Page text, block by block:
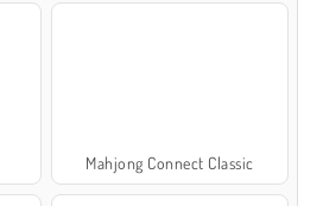
Mahjong Connect Classic